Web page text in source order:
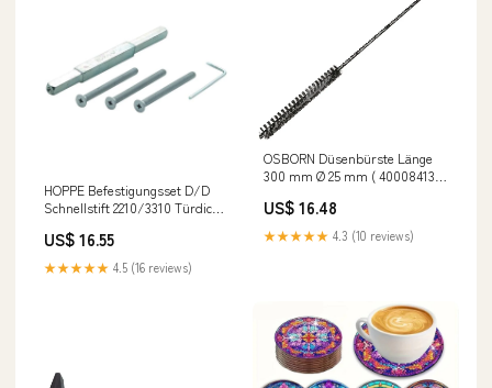
HOPPE Befestigungsset D/D
Schnellstift 2210/3310 Türdicke
8000346984 ) 2024 Import
Festool
US$ 16.55
★★★★★ 4.5 (16 reviews)
OSBORN Düsenbürste Länge
300 mm Ø 25 mm ( 4000841349
US$ 16.48
★★★★★ 4.3 (10 reviews)